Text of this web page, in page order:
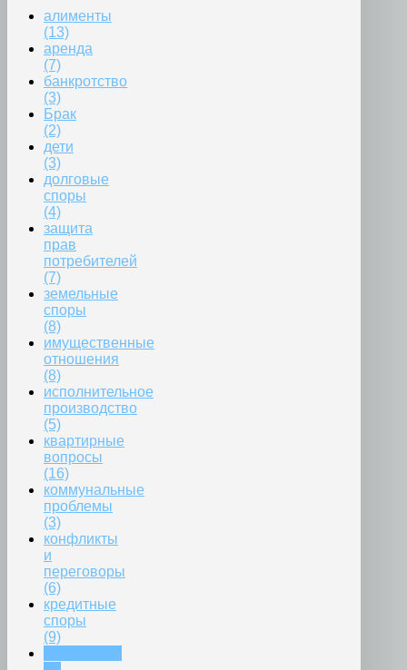
алименты
(13)
аренда
(7)
банкротство
(3)
Брак
(2)
дети
(3)
долговые
споры
(4)
защита
прав
потребителей
(7)
земельные
споры
(8)
имущественные
отношения
(8)
исполнительное
производство
(5)
квартирные
вопросы
(16)
коммунальные
проблемы
(3)
конфликты
и
переговоры
(6)
кредитные
споры
(9)